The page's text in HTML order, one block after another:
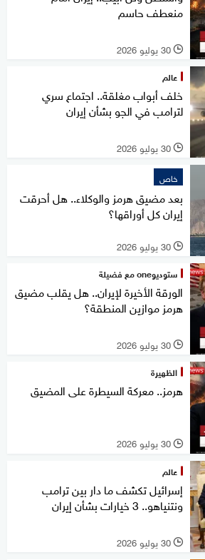
منعطف حاسم
l 30 يوليو 2026
عالم
خلف أبواب مغلقة.. اجتماع سري
لترامب في الجو بشأن إيران
l 30 يوليو 2026
خاص
بعد مضيق هرمز والوكلاء.. هل أحرقت
إيران كل أوراقها؟
l 30 يوليو 2026
ستوديوone مع فضيلة
الورقة الأخيرة لإيران.. هل يقلب مضيق
هرمز موازين المنطقة؟
l 30 يوليو 2026
الظهيرة
هرمز.. معركة السيطرة على المضيق
l 30 يوليو 2026
عالم
إسرائيل تكشف ما دار بين ترامب
ونتنياهو.. 3 خيارات بشأن إيران
l 30 يوليو 2026